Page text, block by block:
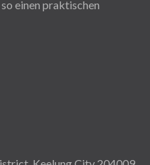
einen praktischen